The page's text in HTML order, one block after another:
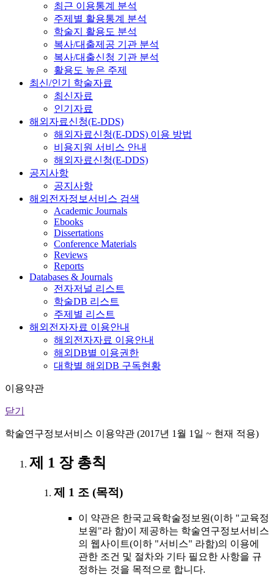
최근 이용통계 분석
주제별 활용통계 분석
학술지 활용도 분석
복사/대출제공 기관 분석
복사/대출신청 기관 분석
활용도 높은 주제
최신/인기 학술자료
최신자료
인기자료
해외자료신청(E-DDS)
해외자료신청(E-DDS) 이용 방법
비용지원 서비스 안내
해외자료신청(E-DDS)
공지사항
공지사항
해외전자정보서비스 검색
Academic Journals
Ebooks
Dissertations
Conference Materials
Reviews
Reports
Databases & Journals
전자저널 리스트
학술DB 리스트
주제별 리스트
해외전자자료 이용안내
해외전자자료 이용안내
해외DB별 이용권한
대학별 해외DB 구독현황
이용약관
닫기
학술연구정보서비스 이용약관 (2017년 1월 1일 ~ 현재 적용)
제 1 장 총칙
제 1 조 (목적)
이 약관은 한국교육학술정보원(이하 "교육정
보원"라 함)이 제공하는 학술연구정보서비스
의 웹사이트(이하 "서비스" 라함)의 이용에
관한 조건 및 절차와 기타 필요한 사항을 규
정하는 것을 목적으로 합니다.